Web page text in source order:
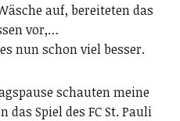
auf, bereiteten das
vor,…
nun schon viel besser.
schauten meine
Spiel des FC St. Pauli